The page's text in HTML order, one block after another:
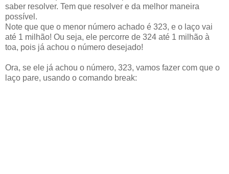
saber resolver. Tem que resolver e da melhor maneira
possível.
Note que que o menor número achado é 323, e o laço vai
até 1 milhão! Ou seja, ele percorre de 324 até 1 milhão à
toa, pois já achou o número desejado!
Ora, se ele já achou o número, 323, vamos fazer com que o
laço pare, usando o comando break: